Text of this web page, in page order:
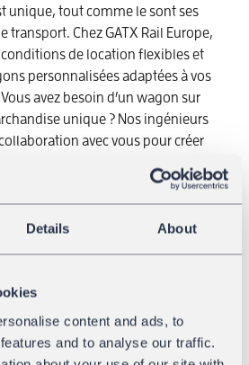
Details About
content and ads, to
and to analyse our traffic.
unique, tout comme le sont ses
transport. Chez GATX Rail Europe,
de location flexibles et
personnalisées adaptées à vos
avez besoin d’un wagon sur
unique ? Nos ingénieurs
avec vous pour créer
de notre société mère, GATX
la stabilité et le soutien à
coûteux, et nous comprenons
à un réseau de plus de 50
l’Europe, nous fournissons